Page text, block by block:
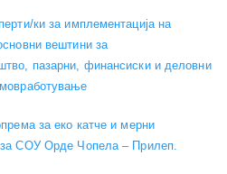
ки за имплементација на
вештини за
пазарни, финансиски и деловни
за еко катче и мерни
за СОУ Орде Чопела – Прилеп.